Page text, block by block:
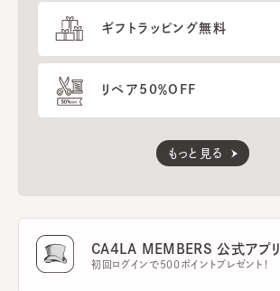
ギフトラッピング無料
リペア50％OFF
もっと見る
CA4LA MEMBERS 公式アプリ
初回ログインで500ポイントプレゼント！